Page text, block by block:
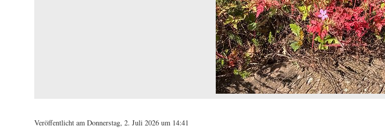
Veröffentlicht am Donnerstag, 2. Juli 2026 um 14:41